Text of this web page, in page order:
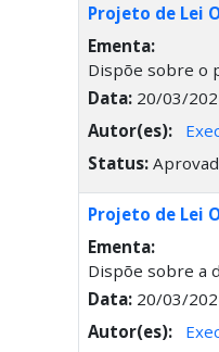
Projeto de Lei
Ementa:
Dispõe sobre o
Data:20/03/
Autor(es):
Status:
Projeto de Lei
Ementa:
Dispõe sobre a
Data:20/03/
Autor(es):